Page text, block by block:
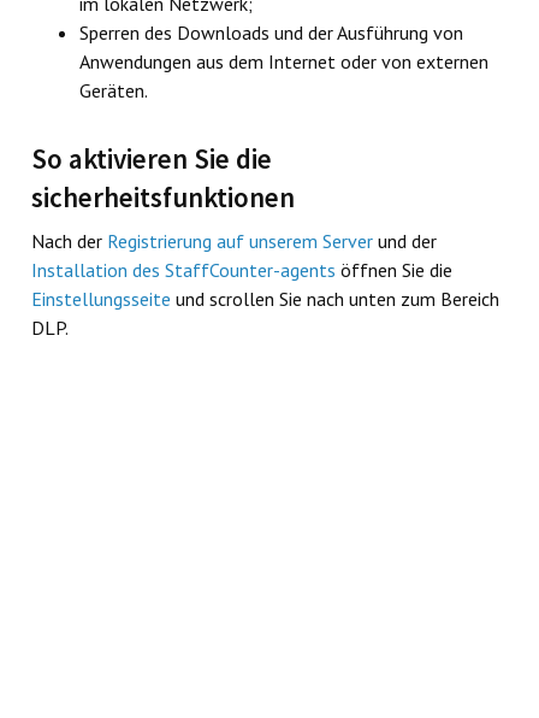
Sperren des Downloads und der Ausführung von
Anwendungen aus dem Internet oder von externen
Geräten.
So aktivieren Sie die
sicherheitsfunktionen
Nach der Registrierung auf unserem Server und der
Installation des StaffCounter-agents öffnen Sie die
Einstellungsseite und scrollen Sie nach unten zum Bereich
DLP.